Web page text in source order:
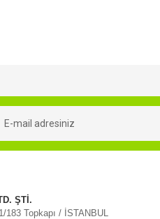
ŞTİ.
183 Topkapı / İSTANBUL